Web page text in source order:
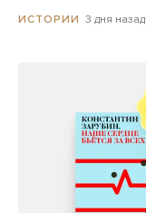
ИСТОРИИ 3 дня назад